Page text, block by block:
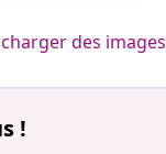
des images
!